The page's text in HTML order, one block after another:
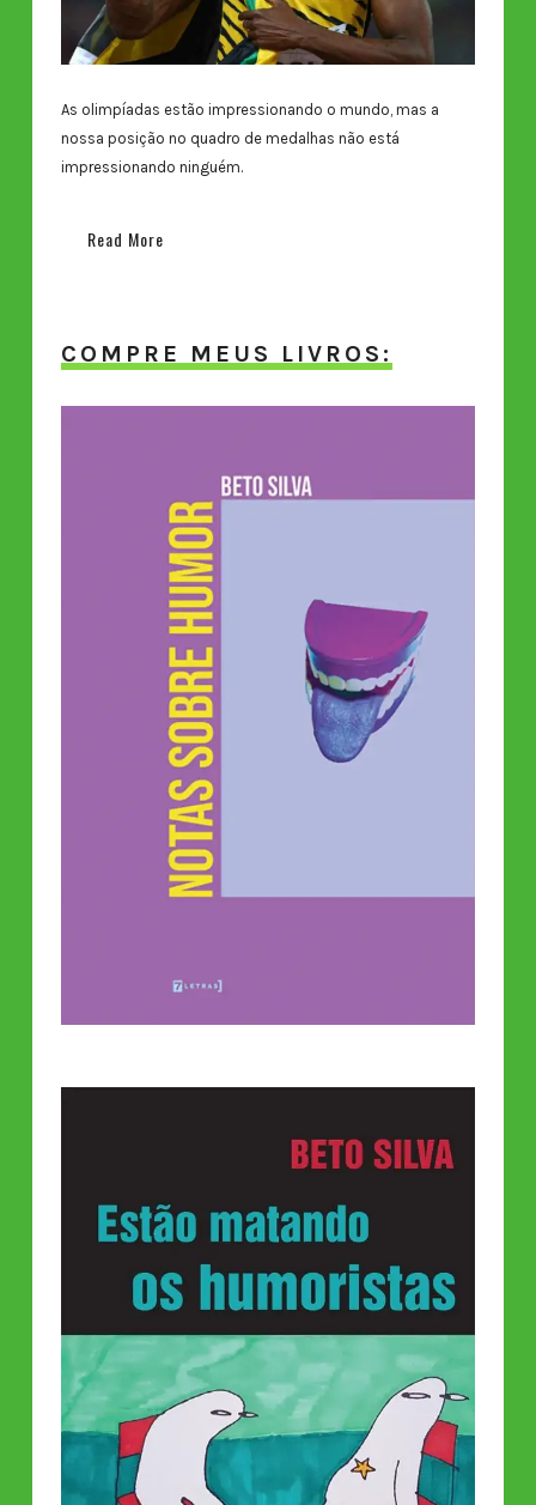
As olimpíadas estão impressionando o mundo, mas a
nossa posição no quadro de medalhas não está
impressionando ninguém.
Read More
COMPRE MEUS LIVROS: